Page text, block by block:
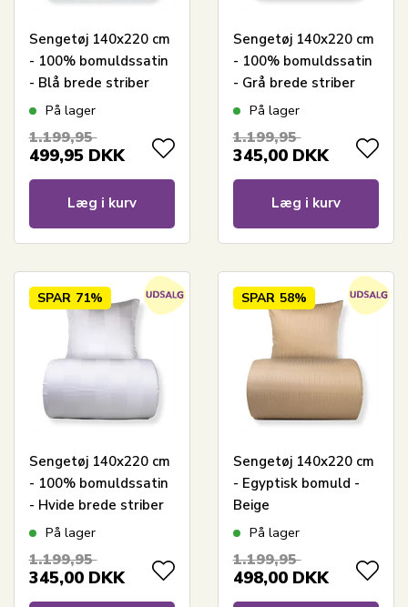
Sengetøj 140x220 cm
- 100% bomuldssatin
- Blå brede striber
På lager
1.199,95
499,95 DKK
Læg i kurv
Sengetøj 140x220 cm
- 100% bomuldssatin
- Grå brede striber
På lager
1.199,95
345,00 DKK
Læg i kurv
SPAR 71%
Sengetøj 140x220 cm
- 100% bomuldssatin
- Hvide brede striber
På lager
1.199,95
345,00 DKK
SPAR 58%
Sengetøj 140x220 cm
- Egyptisk bomuld -
Beige
jacquardvævede
På lager
1.199,95
498,00 DKK